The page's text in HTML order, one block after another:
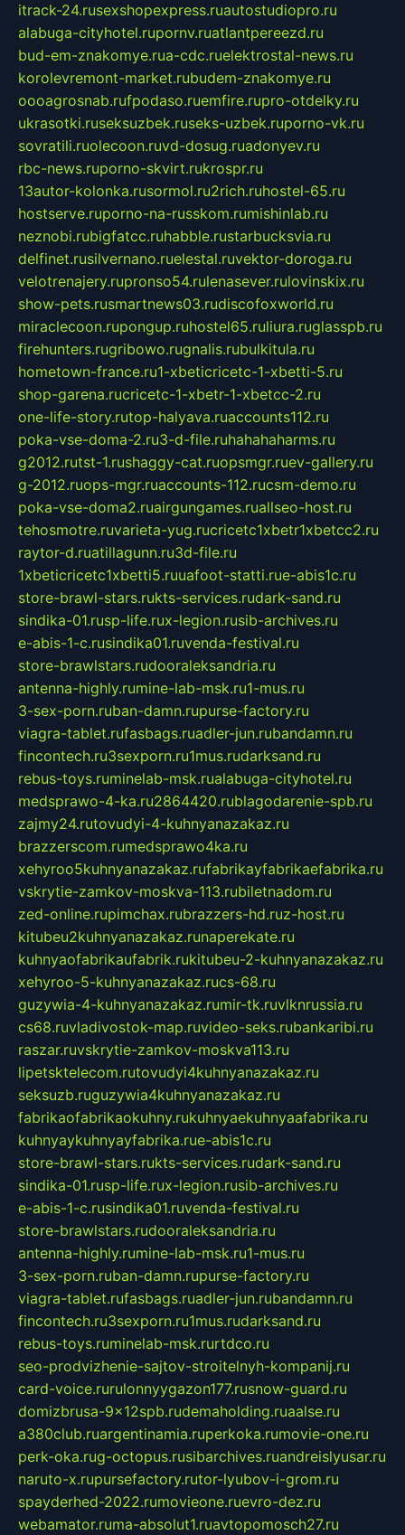
itrack-24.rusexshopexpress.ruautostudiopro.ru
alabuga-cityhotel.rupornv.ruatlantpereezd.ru
bud-em-znakomye.rua-cdc.ruelektrostal-news.ru
korolevremont-market.rubudem-znakomye.ru
oooagrosnab.rufpodaso.ruemfire.rupro-otdelky.ru
ukrasotki.ruseksuzbek.ruseks-uzbek.ruporno-vk.ru
sovratili.ruolecoon.ruvd-dosug.ruadonyev.ru
rbc-news.ruporno-skvirt.rukrospr.ru
13autor-kolonka.rusormol.ru2rich.ruhostel-65.ru
hostserve.ruporno-na-russkom.rumishinlab.ru
neznobi.rubigfatcc.ruhabble.rustarbucksvia.ru
delfinet.rusilvernano.ruelestal.ruvektor-doroga.ru
velotrenajery.rupronso54.rulenasever.rulovinskix.ru
show-pets.rusmartnews03.rudiscofoxworld.ru
miraclecoon.rupongup.ruhostel65.ruliura.ruglasspb.ru
firehunters.rugribowo.rugnalis.rubulkitula.ru
hometown-france.ru1-xbeticricetc-1-xbetti-5.ru
shop-garena.rucricetc-1-xbetr-1-xbetcc-2.ru
one-life-story.rutop-halyava.ruaccounts112.ru
poka-vse-doma-2.ru3-d-file.ruhahahaharms.ru
g2012.rutst-1.rushaggy-cat.ruopsmgr.ruev-gallery.ru
g-2012.ruops-mgr.ruaccounts-112.rucsm-demo.ru
poka-vse-doma2.ruairgungames.ruallseo-host.ru
tehosmotre.ruvarieta-yug.rucricetc1xbetr1xbetcc2.ru
raytor-d.ruatillagunn.ru3d-file.ru
1xbeticricetc1xbetti5.ruuafoot-statti.rue-abis1c.ru
store-brawl-stars.rukts-services.rudark-sand.ru
sindika-01.rusp-life.rux-legion.rusib-archives.ru
e-abis-1-c.rusindika01.ruvenda-festival.ru
store-brawlstars.rudooraleksandria.ru
antenna-highly.rumine-lab-msk.ru1-mus.ru
3-sex-porn.ruban-damn.rupurse-factory.ru
viagra-tablet.rufasbags.ruadler-jun.rubandamn.ru
fincontech.ru3sexporn.ru1mus.rudarksand.ru
rebus-toys.ruminelab-msk.rualabuga-cityhotel.ru
medsprawo-4-ka.ru2864420.rublagodarenie-spb.ru
zajmy24.rutovudyi-4-kuhnyanazakaz.ru
brazzerscom.rumedsprawo4ka.ru
xehyroo5kuhnyanazakaz.rufabrikayfabrikaefabrika.ru
vskrytie-zamkov-moskva-113.rubiletnadom.ru
zed-online.rupimchax.rubrazzers-hd.ruz-host.ru
kitubeu2kuhnyanazakaz.runaperekate.ru
kuhnyaofabrikaufabrik.rukitubeu-2-kuhnyanazakaz.ru
xehyroo-5-kuhnyanazakaz.rucs-68.ru
guzywia-4-kuhnyanazakaz.rumir-tk.ruvlknrussia.ru
cs68.ruvladivostok-map.ruvideo-seks.rubankaribi.ru
raszar.ruvskrytie-zamkov-moskva113.ru
lipetsktelecom.rutovudyi4kuhnyanazakaz.ru
seksuzb.ruguzywia4kuhnyanazakaz.ru
fabrikaofabrikaokuhny.rukuhnyaekuhnyaafabrika.ru
kuhnyaykuhnyayfabrika.rue-abis1c.ru
store-brawl-stars.rukts-services.rudark-sand.ru
sindika-01.rusp-life.rux-legion.rusib-archives.ru
e-abis-1-c.rusindika01.ruvenda-festival.ru
store-brawlstars.rudooraleksandria.ru
antenna-highly.rumine-lab-msk.ru1-mus.ru
3-sex-porn.ruban-damn.rupurse-factory.ru
viagra-tablet.rufasbags.ruadler-jun.rubandamn.ru
fincontech.ru3sexporn.ru1mus.rudarksand.ru
rebus-toys.ruminelab-msk.rurtdco.ru
seo-prodvizhenie-sajtov-stroitelnyh-kompanij.ru
card-voice.rurulonnyygazon177.rusnow-guard.ru
domizbrusa-9x12spb.rudemaholding.ruaalse.ru
a380club.ruargentinamia.ruperkoka.rumovie-one.ru
perk-oka.rug-octopus.rusibarchives.ruandreislyusar.ru
naruto-x.rupursefactory.rutor-lyubov-i-grom.ru
spayderhed-2022.rumovieone.ruevro-dez.ru
webamator.ruma-absolut1.ruavtopomosch27.ru